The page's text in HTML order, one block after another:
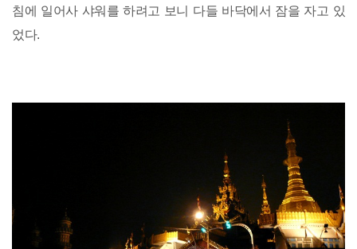
침에 일어사 샤워를 하려고 보니 다들 바닥에서 잠을 자고 있
었다.